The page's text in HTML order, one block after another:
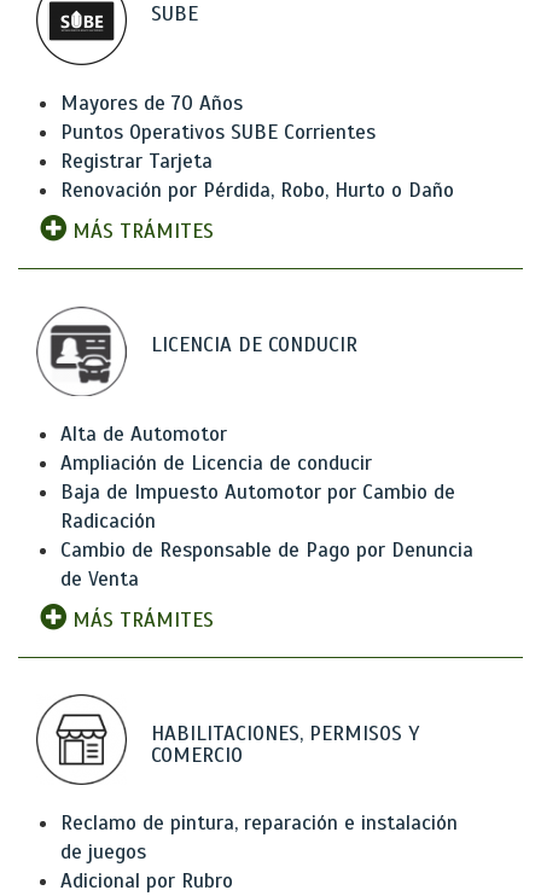
SUBE
Mayores de 70 Años
Puntos Operativos SUBE Corrientes
Registrar Tarjeta
Renovación por Pérdida, Robo, Hurto o Daño
MÁS TRÁMITES
LICENCIA DE CONDUCIR
Alta de Automotor
Ampliación de Licencia de conducir
Baja de Impuesto Automotor por Cambio de
Radicación
Cambio de Responsable de Pago por Denuncia
de Venta
MÁS TRÁMITES
HABILITACIONES, PERMISOS Y
COMERCIO
Reclamo de pintura, reparación e instalación
de juegos
Adicional por Rubro